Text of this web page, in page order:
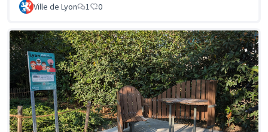
Ville de Lyon 1 0